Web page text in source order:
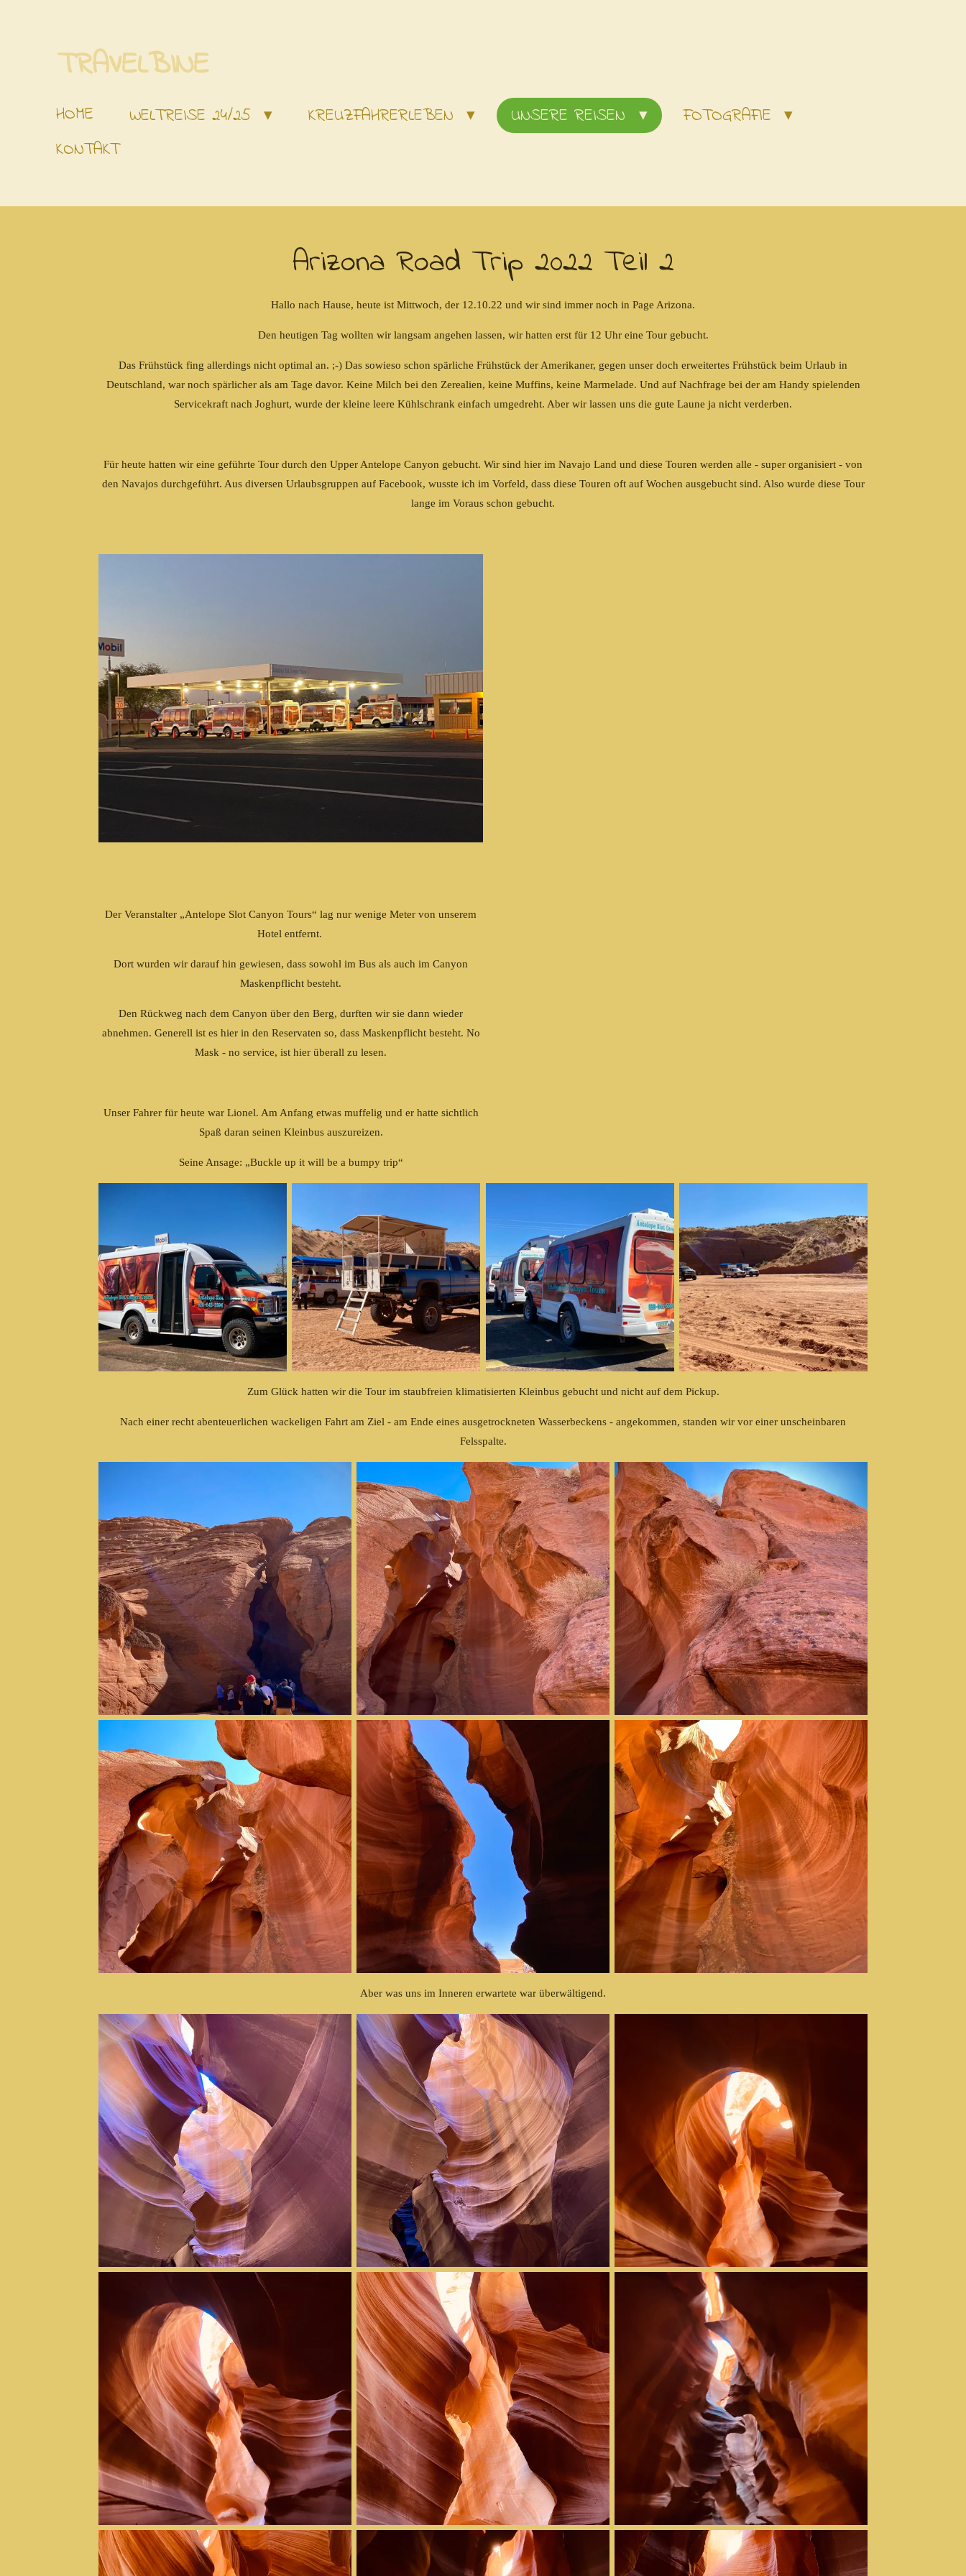
TRAVELBINE
HOME WELTREISE 24/25 KREUZFAHRERLEBEN UNSERE REISEN
FOTOGRAFIE
KONTAKT
Arizona Road Trip 2022 Teil 2
Hallo nach Hause, heute ist Mittwoch, der 12.10.22 und wir sind immer noch in Page Arizona.
Den heutigen Tag wollten wir langsam angehen lassen, wir hatten erst für 12 Uhr eine Tour gebucht.
Das Frühstück fing allerdings nicht optimal an. ;-) Das sowieso schon spärliche Frühstück der Amerikaner, gegen unser doch erweitertes Frühstück beim Urlaub in
Deutschland, war noch spärlicher als am Tage davor. Keine Milch bei den Zerealien, keine Muffins, keine Marmelade. Und auf Nachfrage bei der am Handy spielenden
Servicekraft nach Joghurt, wurde der kleine leere Kühlschrank einfach umgedreht. Aber wir lassen uns die gute Laune ja nicht verderben.
Für heute hatten wir eine geführte Tour durch den Upper Antelope Canyon gebucht. Wir sind hier im Navajo Land und diese Touren werden alle - super organisiert - von
den Navajos durchgeführt. Aus diversen Urlaubsgruppen auf Facebook, wusste ich im Vorfeld, dass diese Touren oft auf Wochen ausgebucht sind. Also wurde diese Tour
lange im Voraus schon gebucht.
Der Veranstalter „Antelope Slot Canyon Tours“ lag nur wenige Meter von unserem
Hotel entfernt.
Dort wurden wir darauf hin gewiesen, dass sowohl im Bus als auch im Canyon
Maskenpflicht besteht.
Den Rückweg nach dem Canyon über den Berg, durften wir sie dann wieder
abnehmen. Generell ist es hier in den Reservaten so, dass Maskenpflicht besteht. No
Mask - no service, ist hier überall zu lesen.
Unser Fahrer für heute war Lionel. Am Anfang etwas muffelig und er hatte sichtlich
Spaß daran seinen Kleinbus auszureizen.
Seine Ansage: „Buckle up it will be a bumpy trip“
Zum Glück hatten wir die Tour im staubfreien klimatisierten Kleinbus gebucht und nicht auf dem Pickup.
Nach einer recht abenteuerlichen wackeligen Fahrt am Ziel - am Ende eines ausgetrockneten Wasserbeckens - angekommen, standen wir vor einer unscheinbaren
Felsspalte.
Aber was uns im Inneren erwartete war überwältigend.